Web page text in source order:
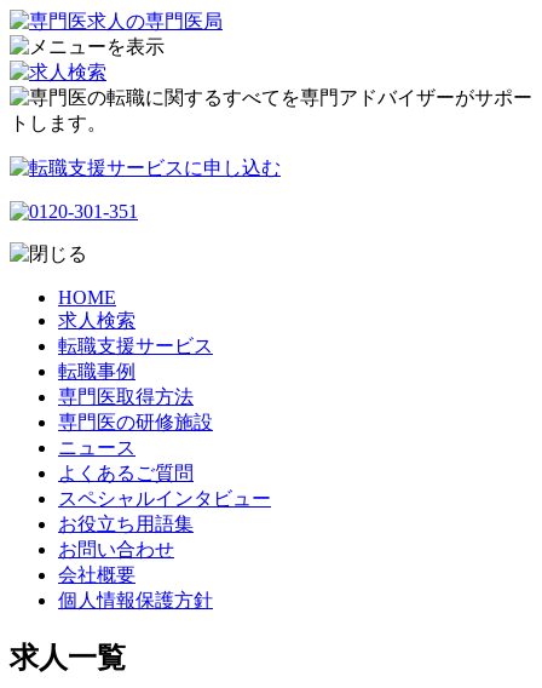
HOME
求人検索
転職支援サービス
転職事例
専門医取得方法
専門医の研修施設
ニュース
よくあるご質問
スペシャルインタビュー
お役立ち用語集
お問い合わせ
会社概要
個人情報保護方針
求人一覧